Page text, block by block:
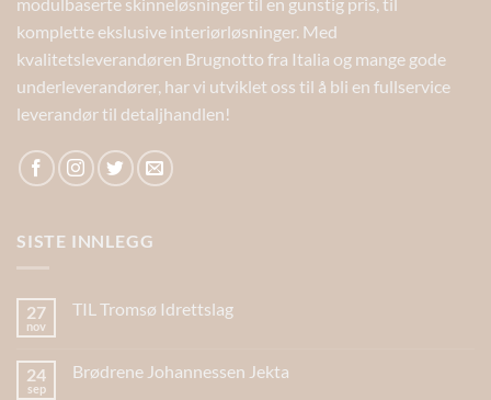
komplette ekslusive interiørløsninger. Med
kvalitetsleverandøren Brugnotto fra Italia og mange gode
underleverandører, har vi utviklet oss til å bli en fullservice
leverandør til detaljhandlen!
SISTE INNLEGG
27
nov
TIL Tromsø Idrettslag
24
sep
Brødrene Johannessen Jekta